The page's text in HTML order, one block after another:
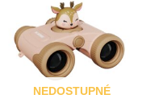
NEDOSTUPNÉ